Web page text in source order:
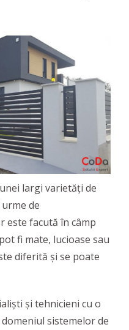
largi varietăți de
de
este facută în câmp
fi mate, lucioase sau
diferită și se poate
și tehnicieni cu o
sistemelor de